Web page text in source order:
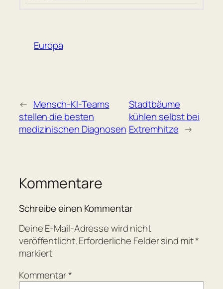
Europa
← Mensch-KI-Teams
stellen die besten
medizinischen Diagnosen
Stadtbäume
kühlen selbst bei
Extremhitze →
Kommentare
Schreibe einen Kommentar
Deine E-Mail-Adresse wird nicht
veröffentlicht.Erforderliche Felder sind mit*
markiert
Kommentar*